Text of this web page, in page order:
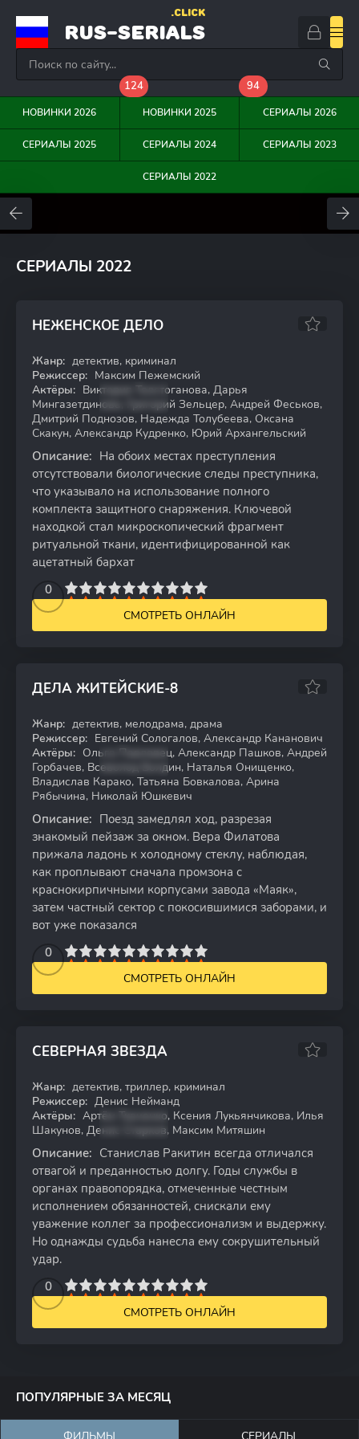
RUS-SERIALS
.CLICK
НОВИНКИ 2026
124
НОВИНКИ 2025
94
СЕРИАЛЫ 2026
СЕРИАЛЫ 2025 СЕРИАЛЫ 2024 СЕРИАЛЫ 2023
СЕРИАЛЫ 2022
0
СЕРИАЛЫ 2022
НЕЖЕНСКОЕ ДЕЛО
HDTVRip
7.48
Жанр: детектив, криминал
Режиссер: Максим Пежемский
Актёры: Виктория Толстоганова, Дарья
Мингазетдинова, Григорий Зельцер, Андрей Феськов,
Дмитрий Поднозов, Надежда Толубеева, Оксана
Скакун, Александр Кудренко, Юрий Архангельский
Описание: На обоих местах преступления
отсутствовали биологические следы преступника,
что указывало на использование полного
комплекта защитного снаряжения. Ключевой
находкой стал микроскопический фрагмент
ритуальной ткани, идентифицированной как
ацетатный бархат
0
5 7 8 9 10
СМОТРЕТЬ ОНЛАЙН
ДЕЛА ЖИТЕЙСКИЕ-8
WEB-DL
6.81
Жанр: детектив, мелодрама, драма
Режиссер: Евгений Сологалов, Александр Кананович
Актёры: Ольга Павловец, Александр Пашков, Андрей
Горбачев, Всеволод Болдин, Наталья Онищенко,
Владислав Карако, Татьяна Бовкалова, Арина
Рябычина, Николай Юшкевич
Описание: Поезд замедлял ход, разрезая
знакомый пейзаж за окном. Вера Филатова
прижала ладонь к холодному стеклу, наблюдая,
как проплывают сначала промзона с
краснокирпичными корпусами завода «Маяк»,
затем частный сектор с покосившимися заборами, и
вот уже показался
0
5 7 8 9 10
СМОТРЕТЬ ОНЛАЙН
СЕВЕРНАЯ ЗВЕЗДА
WEB-DL
6.98
Жанр: детектив, триллер, криминал
Режиссер: Денис Нейманд
Актёры: Артём Ткаченко, Ксения Лукьянчикова, Илья
Шакунов, Денис Старков, Максим Митяшин
Описание: Станислав Ракитин всегда отличался
отвагой и преданностью долгу. Годы службы в
органах правопорядка, отмеченные честным
исполнением обязанностей, снискали ему
уважение коллег за профессионализм и выдержку.
Но однажды судьба нанесла ему сокрушительный
удар.
0
5 7 8 9 10
СМОТРЕТЬ ОНЛАЙН
ПОПУЛЯРНЫЕ ЗА МЕСЯЦ
ФИЛЬМЫ СЕРИАЛЫ